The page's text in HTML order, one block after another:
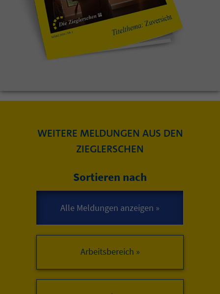
WEITERE MELDUNGEN AUS DEN
ZIEGLERSCHEN
Sortieren nach
Arbeitsbereich »